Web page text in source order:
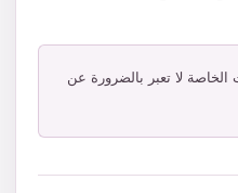
الخاصة لا تعبر بالضرورة عن